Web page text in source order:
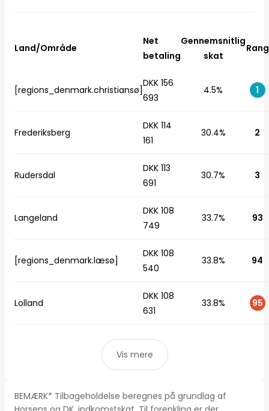
Land/Område
Net
betaling
Gennemsnitlig
skat
Rang
[regions_denmark.christiansø]
DKK 156
693
4.5% 1
Frederiksberg
DKK 114
161
30.4% 2
Rudersdal
DKK 113
691
30.7% 3
Langeland
DKK 108
749
33.7% 93
[regions_denmark.læsø]
DKK 108
540
33.8% 94
Lolland
DKK 108
631
33.8% 95
Vis mere
BEMÆRK* Tilbageholdelse beregnes på grundlag af